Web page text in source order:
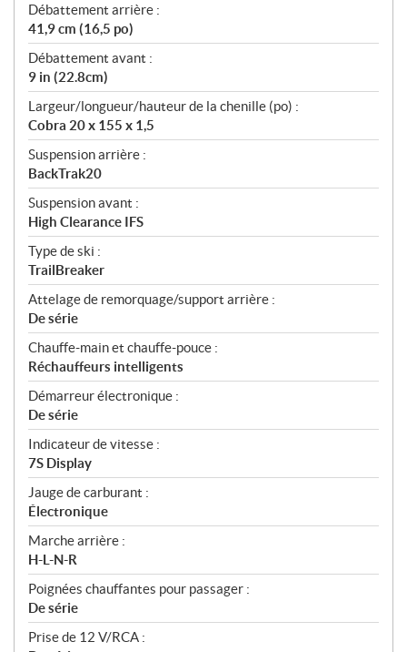
Débattement arrière :
41,9 cm (16,5 po)
Débattement avant :
9 in (22.8cm)
Largeur/longueur/hauteur de la chenille (po) :
Cobra 20 x 155 x 1,5
Suspension arrière :
BackTrak20
Suspension avant :
High Clearance IFS
Type de ski :
TrailBreaker
Attelage de remorquage/support arrière :
De série
Chauffe-main et chauffe-pouce :
Réchauffeurs intelligents
Démarreur électronique :
De série
Indicateur de vitesse :
7S Display
Jauge de carburant :
Électronique
Marche arrière :
H-L-N-R
Poignées chauffantes pour passager :
De série
Prise de 12 V/RCA :